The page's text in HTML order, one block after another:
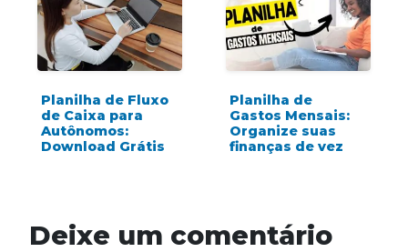
Planilha de Fluxo
de Caixa para
Autônomos:
Download Grátis
Planilha de
Gastos Mensais:
Organize suas
finanças de vez
Deixe um comentário